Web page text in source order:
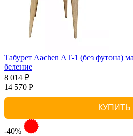
Табурет Aachen АТ-1 (без футона)
беление
8 014 ₽
14 570 Р
КУПИТЬ
-40%